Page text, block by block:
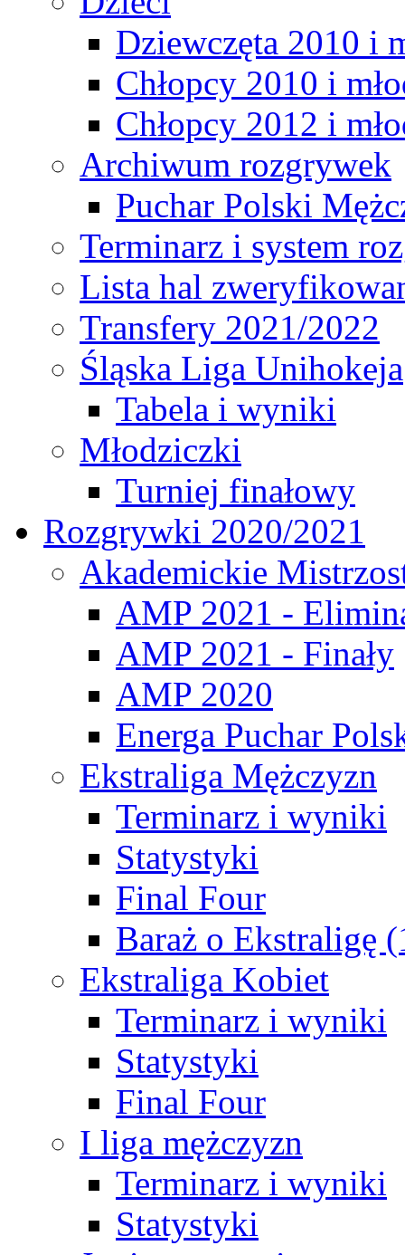
Dziewczęta 2010 i
Chłopcy 2010 i
Chłopcy 2012 i
Archiwum rozgrywek
Puchar Polski
Terminarz i system
Lista hal
Transfery 2021/2022
Śląska Liga Unihokeja
Tabela i wyniki
Młodziczki
Turniej finałowy
Rozgrywki 2020/2021
Akademickie
AMP 2021 -
AMP 2021 - Finały
AMP 2020
Energa Puchar
Ekstraliga Mężczyzn
Terminarz i wyniki
Statystyki
Final Four
Baraż o Ekstraligę
Ekstraliga Kobiet
Terminarz i wyniki
Statystyki
Final Four
I liga mężczyzn
Terminarz i wyniki
Statystyki